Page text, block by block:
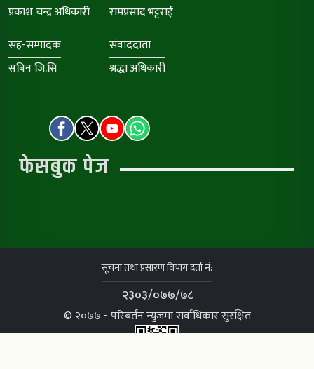
प्रकाश चन्द्र अधिकारी रामप्रसाद भट्टराई
सह-सम्पादक
सबिन जि.सि
संवाददाता
श्रद्धा अधिकारी
फेसबुक पेज
सूचना तथा प्रसारण विभाग दर्ता नं:
२३०३/०७७/७८
© २०७७ - परिबर्तन न्युजमा सर्वाधिकार सुरक्षित